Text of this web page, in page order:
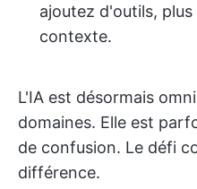
ajoutez d'outils,
contexte.
L'IA est désormais
domaines. Elle est
de confusion. Le défi
différence.